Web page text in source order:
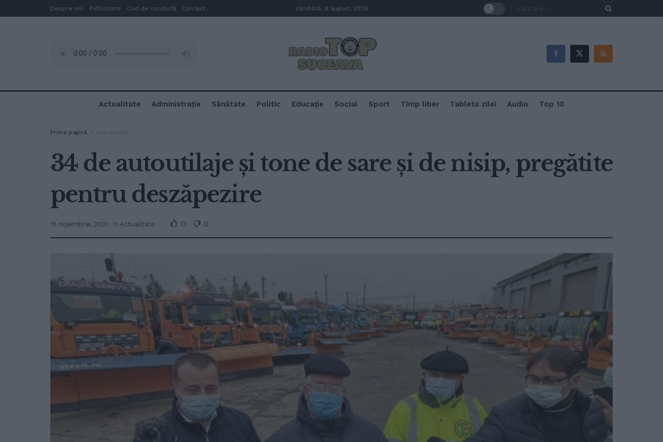
Despre noi Publicitate Cod de conduită Contact sâmbătă, 8 august, 2026
Actualitate Administrație Sănătate Politic Educație Social Sport Timp liber Tableta zilei Audio Top 10
Prima pagină Actualitate
34 de autoutilaje și tone de sare și de nisip, pregătite
pentru deszăpezire
15 noiembrie, 2021 în Actualitate 0 0